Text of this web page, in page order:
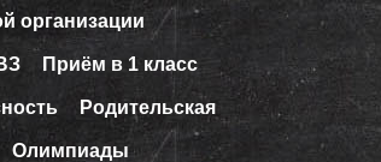
организации
Приём в 1 класс
Родительская
Олимпиады